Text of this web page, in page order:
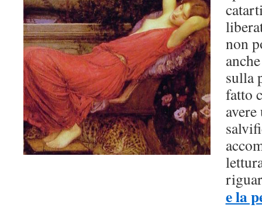
non
sulla
fatto
e la